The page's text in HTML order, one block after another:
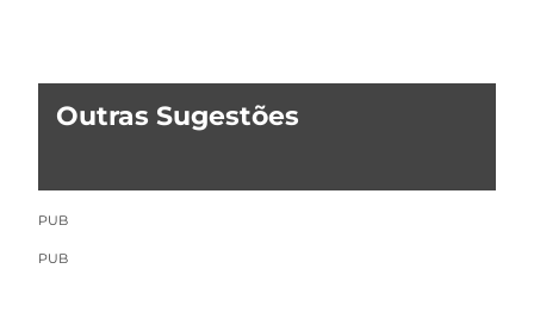
Outras Sugestões
PUB
PUB